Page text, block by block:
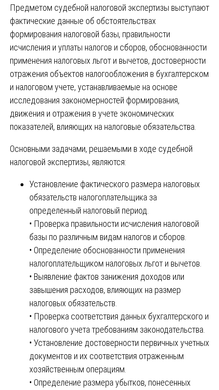
Предметом судебной налоговой экспертизы выступают
фактические данные об обстоятельствах
формирования налоговой базы, правильности
исчисления и уплаты налогов и сборов, обоснованности
применения налоговых льгот и вычетов, достоверности
отражения объектов налогообложения в бухгалтерском
и налоговом учете, устанавливаемые на основе
исследования закономерностей формирования,
движения и отражения в учете экономических
показателей, влияющих на налоговые обязательства.
Основными задачами, решаемыми в ходе судебной
налоговой экспертизы, являются:
Установление фактического размера налоговых
обязательств налогоплательщика за
определенный налоговый период.
• Проверка правильности исчисления налоговой
базы по различным видам налогов и сборов.
• Определение обоснованности применения
налогоплательщиком налоговых льгот и вычетов.
• Выявление фактов занижения доходов или
завышения расходов, влияющих на размер
налоговых обязательств.
• Проверка соответствия данных бухгалтерского и
налогового учета требованиям законодательства.
• Установление достоверности первичных учетных
документов и их соответствия отраженным
хозяйственным операциям.
• Определение размера убытков, понесенных